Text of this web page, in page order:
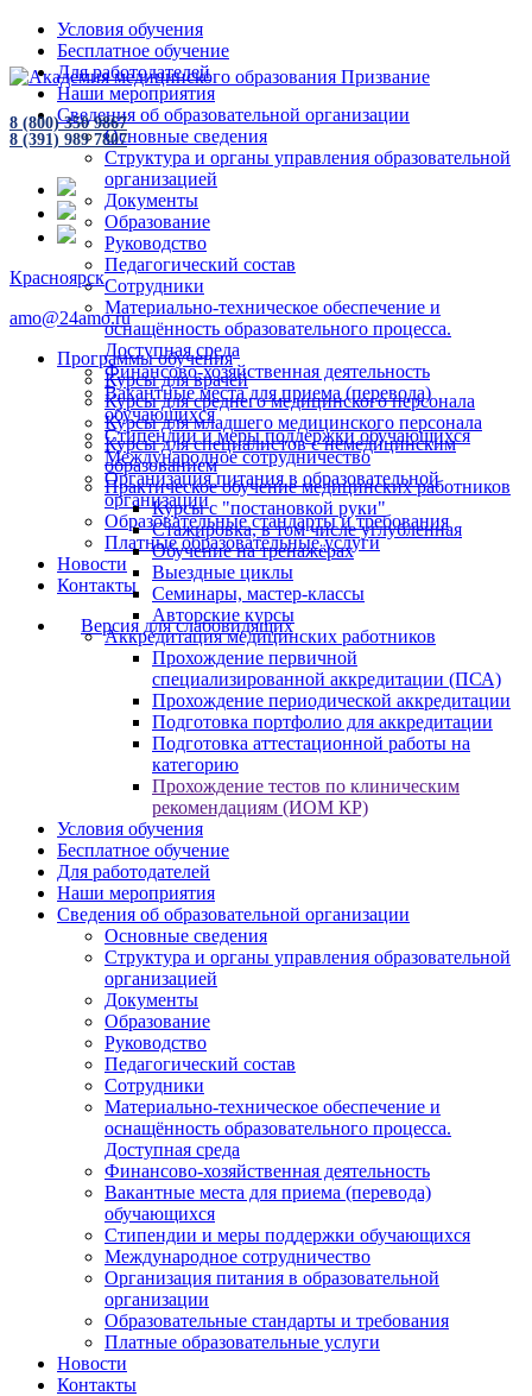
Условия обучения
Бесплатное обучение
Для работодателей
Наши мероприятия
Сведения об образовательной организации
Основные сведения
Структура и органы управления образовательной
организацией
Документы
Образование
Руководство
Педагогический состав
Сотрудники
Материально-техническое обеспечение и
оснащённость образовательного процесса.
Доступная среда
Финансово-хозяйственная деятельность
Вакантные места для приема (перевода)
обучающихся
Стипендии и меры поддержки обучающихся
Международное сотрудничество
Организация питания в образовательной
организации
Образовательные стандарты и требования
Платные образовательные услуги
Новости
Контакты
Версия для слабовидящих
8 (800) 350 9867
8 (391) 989 7807
Красноярск
amo@24amo.ru
Программы обучения
Курсы для врачей
Курсы для среднего медицинского персонала
Курсы для младшего медицинского персонала
Курсы для специалистов с немедицинским
образованием
Практическое обучение медицинских работников
Курсы с "постановкой руки"
Стажировка, в том числе углубленная
Обучение на тренажёрах
Выездные циклы
Семинары, мастер-классы
Авторские курсы
Аккредитация медицинских работников
Прохождение первичной
специализированной аккредитации (ПСА)
Прохождение периодической аккредитации
Подготовка портфолио для аккредитации
Подготовка аттестационной работы на
категорию
Прохождение тестов по клиническим
рекомендациям (ИОМ КР)
Условия обучения
Бесплатное обучение
Для работодателей
Наши мероприятия
Сведения об образовательной организации
Основные сведения
Структура и органы управления образовательной
организацией
Документы
Образование
Руководство
Педагогический состав
Сотрудники
Материально-техническое обеспечение и
оснащённость образовательного процесса.
Доступная среда
Финансово-хозяйственная деятельность
Вакантные места для приема (перевода)
обучающихся
Стипендии и меры поддержки обучающихся
Международное сотрудничество
Организация питания в образовательной
организации
Образовательные стандарты и требования
Платные образовательные услуги
Новости
Контакты